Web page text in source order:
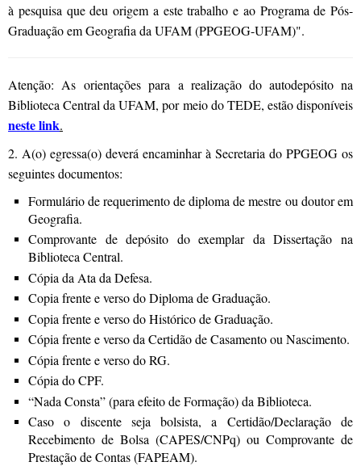
à pesquisa que deu origem a este trabalho e ao Programa de Pós-
Graduação em Geografia da UFAM (PPGEOG-UFAM)".
Atenção: As orientações para a realização do autodepósito na
Biblioteca Central da UFAM, por meio do TEDE, estão disponíveis
neste link.
2. A(o) egressa(o) deverá encaminhar à Secretaria do PPGEOG os
seguintes documentos:
Formulário de requerimento de diploma de mestre ou doutor em
Geografia.
Comprovante de depósito do exemplar da Dissertação na
Biblioteca Central.
Cópia da Ata da Defesa.
Copia frente e verso do Diploma de Graduação.
Copia frente e verso do Histórico de Graduação.
Cópia frente e verso da Certidão de Casamento ou Nascimento.
Cópia frente e verso do RG.
Cópia do CPF.
“Nada Consta” (para efeito de Formação) da Biblioteca.
Caso o discente seja bolsista, a Certidão/Declaração de
Recebimento de Bolsa (CAPES/CNPq) ou Comprovante de
Prestação de Contas (FAPEAM).